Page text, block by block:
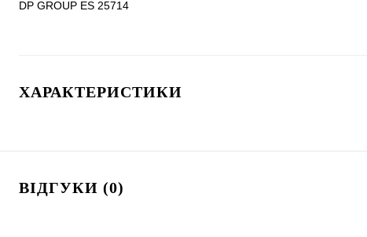
ХАРАКТЕРИСТИКИ
ВІДГУКИ (0)